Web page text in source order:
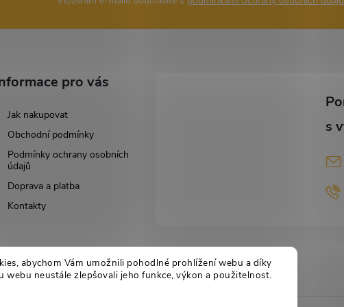
abychom Vám umožnili pohodlné prohlížení webu a díky
webu neustále zlepšovali jeho funkce, výkon a použitelnost.
pro vás
Jak nakupovat
Obchodní podmínky
Podmínky ochrany osobních
údajů
Doprava a platba
Kontakty